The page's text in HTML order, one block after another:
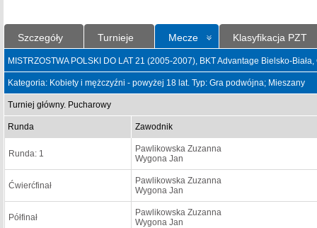
Szczegóły Turnieje Mecze Klasyfikacja PZT
MISTRZOSTWA POLSKI DO LAT 21 (2005-2007), BKT Advantage Bielsko-
Kategoria: Kobiety i mężczyźni - powyżej 18 lat. Typ: Gra podwójna; Mieszany
Turniej główny. Pucharowy
Runda Zawodnik
Runda: 1
Pawlikowska Zuzanna
Wygona Jan
Ćwierćfinał
Pawlikowska Zuzanna
Wygona Jan
Półfinał
Pawlikowska Zuzanna
Wygona Jan